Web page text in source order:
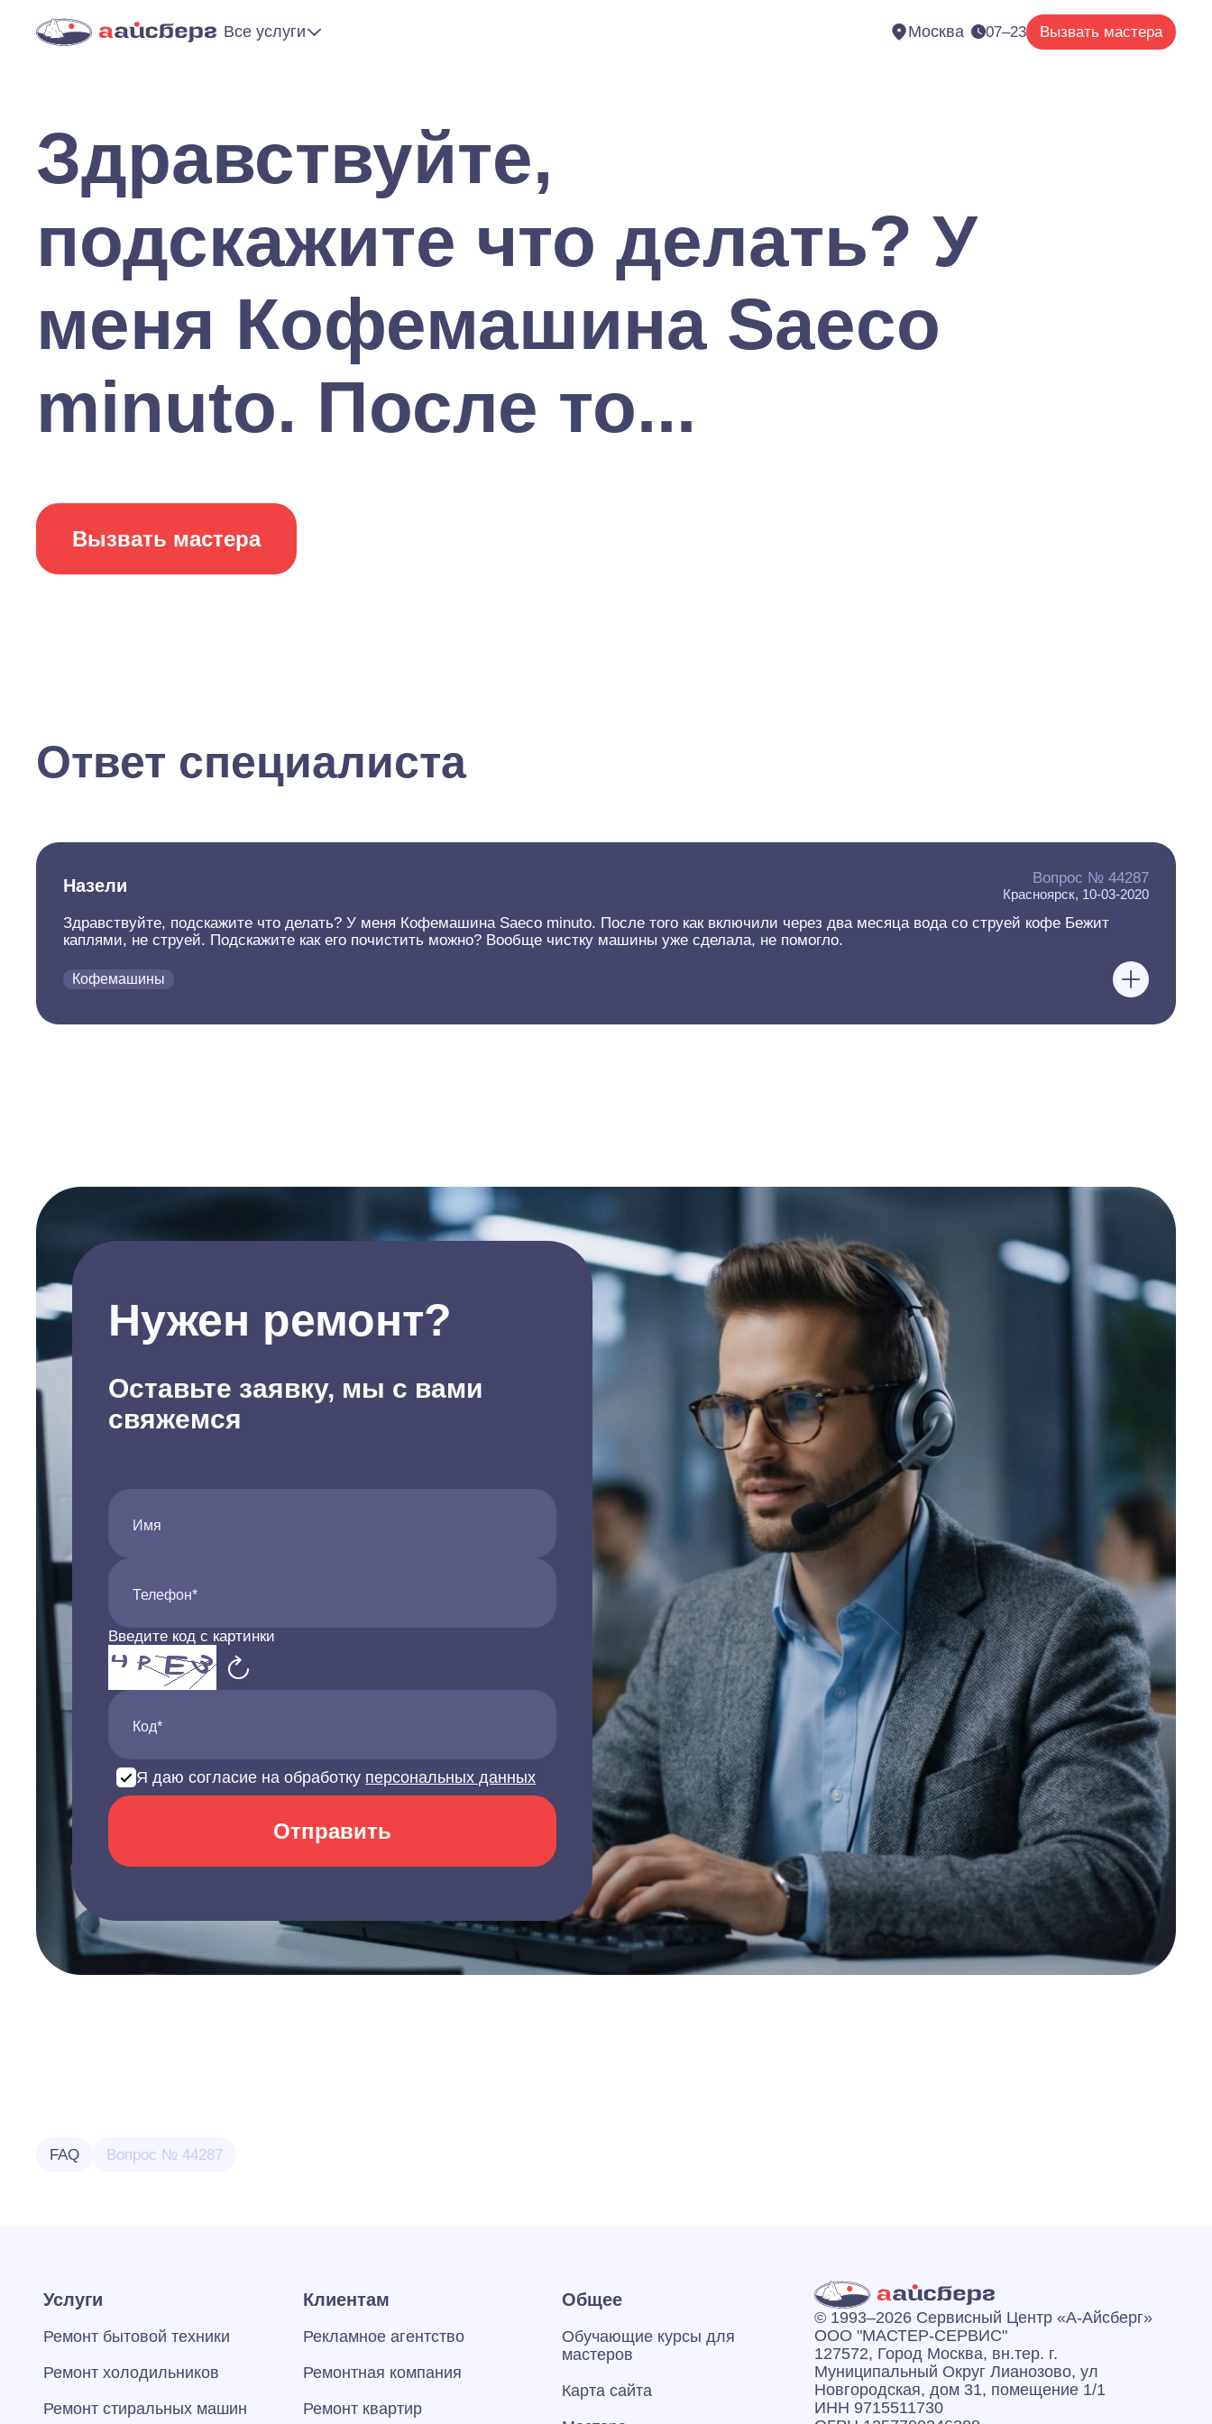
Все услуги Москва 07–23 Вызвать мастера
Здравствуйте,
подскажите что делать? У
меня Кофемашина Saeco
minuto. После то...
Вызвать мастера
Ответ специалиста
Назели Вопрос № 44287
Красноярск, 10-03-2020
Здравствуйте, подскажите что делать? У меня Кофемашина Saeco minuto. После того как включили через два месяца вода со струей кофе Бежит
каплями, не струей. Подскажите как его почистить можно? Вообще чистку машины уже сделала, не помогло.
Кофемашины
Нужен ремонт?
Оставьте заявку, мы с вами
свяжемся
Имя
Телефон*
Введите код с картинки
Код*
Я даю согласие на обработку персональных данных
Отправить
FAQ Вопрос № 44287
Услуги
Ремонт бытовой техники
Ремонт холодильников
Ремонт стиральных машин
Клиентам
Рекламное агентство
Ремонтная компания
Ремонт квартир
Общее
Обучающие курсы для
мастеров
Карта сайта
© 1993–2026 Сервисный Центр «А‑Айсберг»
ООО "МАСТЕР-СЕРВИС"
127572, Город Москва, вн.тер. г.
Муниципальный Округ Лианозово, ул
Новгородская, дом 31, помещение 1/1
ИНН 9715511730